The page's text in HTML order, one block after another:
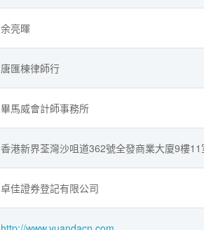
余亮暉
唐匯棟律師行
畢馬威會計師事務所
香港新界荃灣沙咀道362號全發商業大廈9樓11
卓佳證券登記有限公司